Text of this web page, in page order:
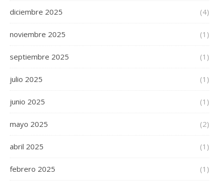
diciembre 2025 (4)
noviembre 2025 (1)
septiembre 2025 (1)
julio 2025 (1)
junio 2025 (1)
mayo 2025 (2)
abril 2025 (1)
febrero 2025 (1)